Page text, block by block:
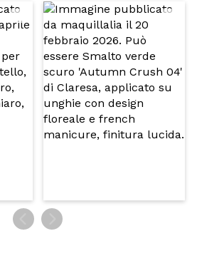
acquisto? Si No
5/5
INVIA